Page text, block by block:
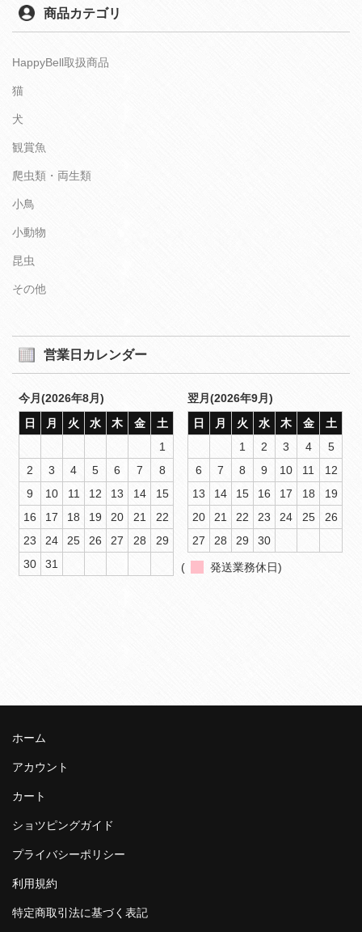
商品カテゴリ
HappyBell取扱商品
猫
犬
観賞魚
爬虫類・両生類
小鳥
小動物
昆虫
その他
営業日カレンダー
今月(2026年8月)
日
月 火 水 木 金
土
1
2
3 4 5 6 7
8
9
10 11 12 13 14
15
16
17 18 19 20 21
22
23
24 25 26 27 28
29
30
31
翌月(2026年9月)
日
月 火 水 木 金
土
1
2 3 4
5
6
7 8 9 10 11
12
13
14 15 16 17 18
19
20
21 22 23 24 25
26
27
28 29 30
( 発送業務休日)
ホーム
アカウント
カート
ショツピングガイド
プライバシーポリシー
利用規約
特定商取引法に基づく表記